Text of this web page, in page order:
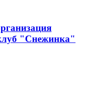
"Снежинка"